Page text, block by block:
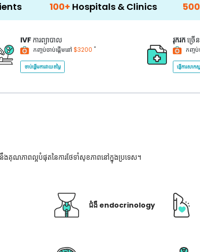
100+ Hospitals & Clinics 500+
IVF ការព្យាបាល
កញ្ចប់ចាប់ផ្តើមនៅ $3200 *
ចាប់ផ្តើមការវាយតម្លៃ
រុករក ច្រើ
កញ្ចប់
ផ្ញើការសាក
នឹងគុណភាពល្អបំផុតនៃការថែទាំសុខភាពនៅក្នុងប្រទេស។
ជំងឺ endocrinology